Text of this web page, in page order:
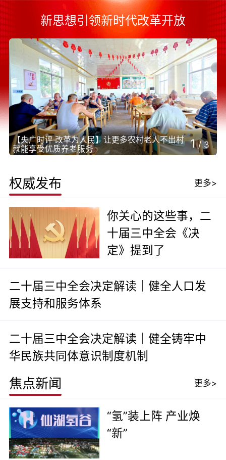
新思想引领新时代改革开放
【央广时评·改革为人民】让更多农村老人不出村
就能享受优质养老服务
1/3
权威发布 更多>
你关心的这些事，二
十届三中全会《决
定》提到了
二十届三中全会决定解读｜健全人口发
展支持和服务体系
二十届三中全会决定解读｜健全铸牢中
华民族共同体意识制度机制
焦点新闻 更多>
“氢”装上阵 产业焕
“新”